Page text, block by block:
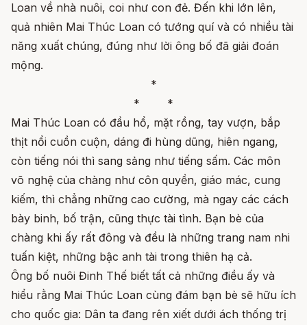
Loan về nhà nuôi, coi như con đẻ. Đến khi lớn lên,
quả nhiên Mai Thúc Loan có tướng quí và có nhiều tài
năng xuất chúng, đúng như lời ông bố đã giải đoán
mộng.
*
* *
Mai Thúc Loan có đầu hổ, mặt rồng, tay vượn, bắp
thịt nổi cuồn cuộn, dáng đi hùng dũng, hiên ngang,
còn tiếng nói thì sang sảng như tiếng sấm. Các môn
võ nghệ của chàng như côn quyền, giáo mác, cung
kiếm, thì chẳng những cao cường, mà ngay các cách
bày binh, bố trận, cũng thực tài tình. Bạn bè của
chàng khi ấy rất đông và đều là những trang nam nhi
tuấn kiệt, những bậc anh tài trong thiên hạ cả.
Ông bố nuôi Đinh Thế biết tất cả những điều ấy và
hiểu rằng Mai Thúc Loan cùng đám bạn bè sẽ hữu ích
cho quốc gia: Dân ta đang rên xiết dưới ách thống trị